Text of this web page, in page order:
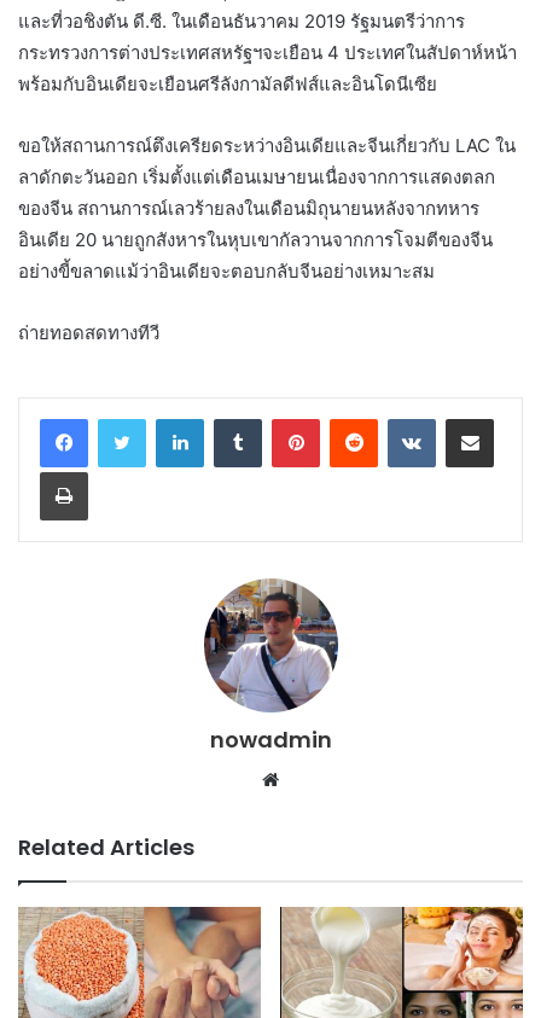
และที่วอชิงตัน ดี.ซี. ในเดือนธันวาคม 2019 รัฐมนตรีว่าการ
กระทรวงการต่างประเทศสหรัฐฯจะเยือน 4 ประเทศในสัปดาห์หน้า
พร้อมกับอินเดียจะเยือนศรีลังกามัลดีฟส์และอินโดนีเซีย
ขอให้สถานการณ์ตึงเครียดระหว่างอินเดียและจีนเกี่ยวกับ LAC ใน
ลาดักตะวันออก เริ่มตั้งแต่เดือนเมษายนเนื่องจากการแสดงตลก
ของจีน สถานการณ์เลวร้ายลงในเดือนมิถุนายนหลังจากทหาร
อินเดีย 20 นายถูกสังหารในหุบเขากัลวานจากการโจมตีของจีน
อย่างขี้ขลาดแม้ว่าอินเดียจะตอบกลับจีนอย่างเหมาะสม
ถ่ายทอดสดทางทีวี
LinkedInTumblr PinterestReddit VKontakteShare via Email
Print
nowadmin
Website
Related Articles